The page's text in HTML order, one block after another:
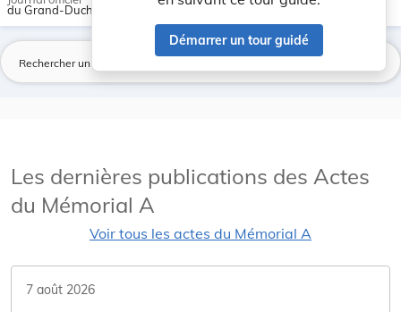
Démarrer un tour guidé
du Grand-Duché de Luxembourg
Les dernières publications des Actes
du Mémorial A
Voir tous les actes du Mémorial A
7 août 2026